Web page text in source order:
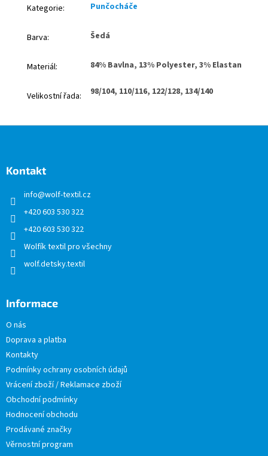
Kategorie: Punčocháče
Barva: Šedá
Materiál: 84% Bavlna, 13% Polyester, 3% Elastan
Velikostní řada: 98/104, 110/116, 122/128, 134/140
Kontakt
info@wolf-textil.cz
+420 603 530 322
+420 603 530 322
Wolfík textil pro všechny
wolf.detsky.textil
Informace
O nás
Doprava a platba
Kontakty
Podmínky ochrany osobních údajů
Vrácení zboží / Reklamace zboží
Obchodní podmínky
Hodnocení obchodu
Prodávané značky
Věrnostní program